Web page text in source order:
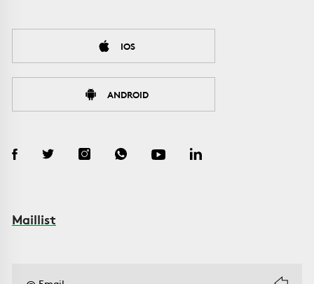
IOS
ANDROID
Maillist